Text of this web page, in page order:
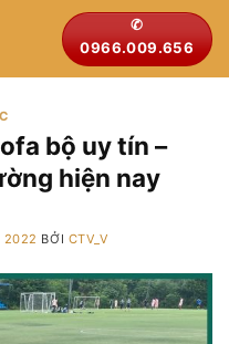
✆
0966.009.656
bộ uy tín –
hiện nay
2022 BỞI CTV_V